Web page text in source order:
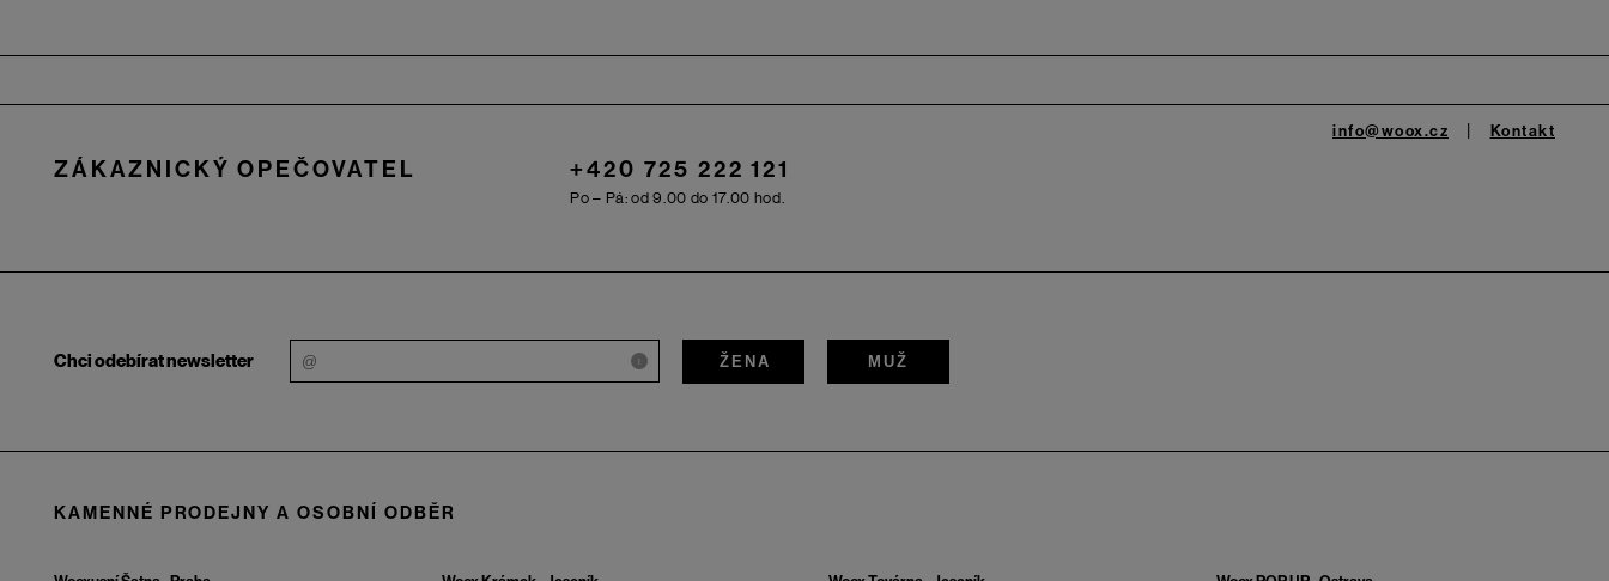
ZÁKAZNICKÝ OPEČOVATEL +420 725 222 121
Po – Pá: od 9.00 do 17.00 hod.
info@woox.cz Kontakt
Chci odebírat newsletter i ŽENA MUŽ
KAMENNÉ PRODEJNY A OSOBNÍ ODBĚR